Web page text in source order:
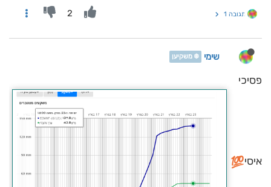
תגובה 1 2
שימי ❄️ משקיען
פסיכי
איסי